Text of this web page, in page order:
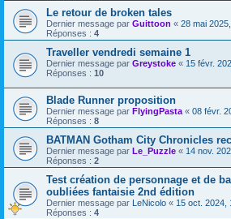
Le retour de broken tales
Dernier message par Guittoon « 28 mai
Réponses : 4
Traveller vendredi semaine 1
Dernier message par Greystoke « 15 févr.
Réponses : 10
Blade Runner proposition
Dernier message par FlyingPasta « 08 févr.
Réponses : 8
BATMAN Gotham City Chronicles
Dernier message par Le_Puzzle « 14 nov.
Réponses : 2
Test création de personnage et de
oubliées fantaisie 2nd édition
Dernier message par LeNicolo « 15 oct. 2024,
Réponses : 4